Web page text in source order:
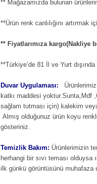
** Mağazamızda bulunan
**Ürün renk canlılığını artırmak
** Fiyatlarımıza
**Türkiye’de 81 İl ve Yurt
Duvar Uygulaması:
katkı maddesi yoktur.Sunta,Mdf
sağlam tutması için) kalekim
Almış olduğunuz ürün koyu
gösteriniz.
Temizlik Bakım: Ürünlerimizin
herhangi bir sıvı teması
ilk günkü görüntüsünü muhafaza